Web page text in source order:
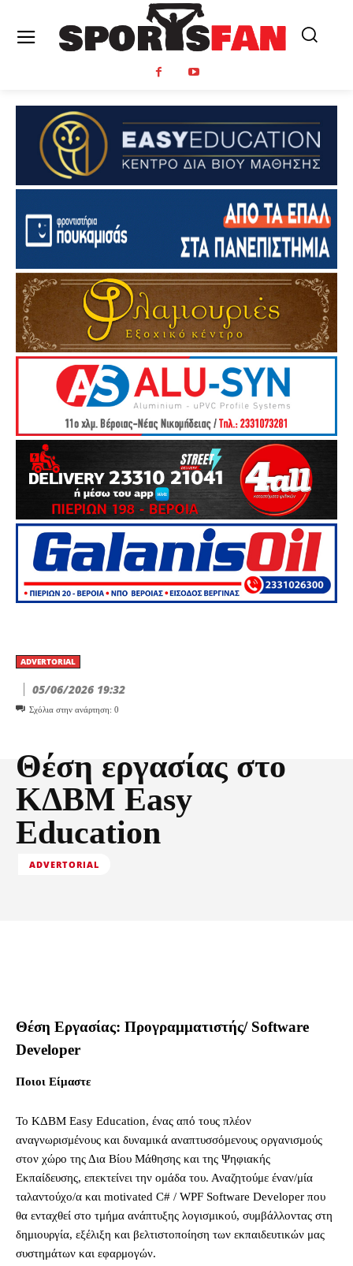
ADVERTORIAL
05/06/2026 19:32
Σχόλια στην ανάρτηση: 0
Θέση εργασίας στο
ΚΔΒΜ Easy
Education
ADVERTORIAL
Θέση Εργασίας: Προγραμματιστής/ Software
Developer
Ποιοι Είμαστε
Το ΚΔΒΜ Easy Education, ένας από τους πλέον
αναγνωρισμένους και δυναμικά αναπτυσσόμενους οργανισμούς
στον χώρο της Δια Βίου Μάθησης και της Ψηφιακής
Εκπαίδευσης, επεκτείνει την ομάδα του. Αναζητούμε έναν/μία
ταλαντούχο/α και motivated C# / WPF Software Developer που
θα ενταχθεί στο τμήμα ανάπτυξης λογισμικού, συμβάλλοντας στη
δημιουργία, εξέλιξη και βελτιστοποίηση των εκπαιδευτικών μας
συστημάτων και εφαρμογών.